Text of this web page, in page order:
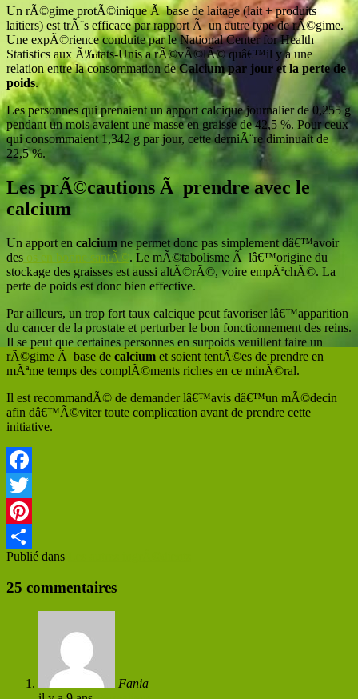
Un rÃ©gime protÃ©inique Ã base de laitage (lait + produits
laitiers) est trÃ¨s efficace par rapport Ã un autre type de rÃ©gime.
Une expÃ©rience conduite par le National Center for Health
Statistics aux Ã‰tats-Unis a rÃ©vÃ©lÃ© quâ€™il y a une
relation entre la consommation deCalcium par jour et la perte de
poids.
Les personnes qui prenaient un apport calcique journalier de 0,255 g
pendant un mois avaient une masse en graisse de 42,5 %. Pour ceux
qui consommaient 1,342 g par jour, cette derniÃ¨re diminuait de
22,5 %.
Les prÃ©cautions Ã prendre avec le
calcium
Un apport en calcium ne permet donc pas simplement dâ€™avoir
des os en bonne santÃ© . Le mÃ©tabolisme Ã lâ€™origine du
stockage des graisses est aussi altÃ©rÃ©, voire empÃªchÃ©. La
perte de poids est donc bien effective.
Par ailleurs, un trop fort taux calcique peut favoriser lâ€™apparition
du cancer de la prostate et perturber le bon fonctionnement des reins.
Il se peut que certaines personnes en surpoids veuillent faire un
rÃ©gime Ã base de calcium et soient tentÃ©es de prendre en
mÃªme temps des complÃ©ments riches en ce minÃ©ral.
Il est recommandÃ© de demander lâ€™avis dâ€™un mÃ©decin
afin dâ€™Ã©viter toute complication avant de prendre cette
initiative.
Facebook
Twitter
Pinterest
Partager
Publié dans
25 commentaires
Fania